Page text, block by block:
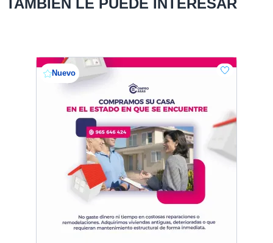
TAMBIÉN LE PUEDE INTERESAR
Nuevo